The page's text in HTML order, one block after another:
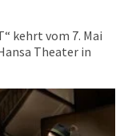
kehrt vom 7. Mai
Theater in